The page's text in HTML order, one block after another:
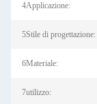
4Applicazione:
5Stile di progettazione:
6Materiale:
7utilizzo: